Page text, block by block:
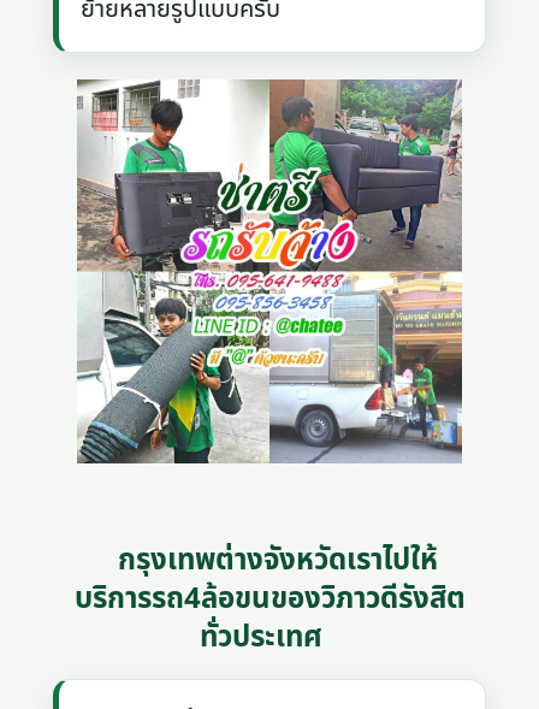
ย้ายหลายรูปแบบครับ
กรุงเทพต่างจังหวัดเราไปให้
บริการรถ4ล้อขนของวิภาวดีรังสิต
ทั่วประเทศ